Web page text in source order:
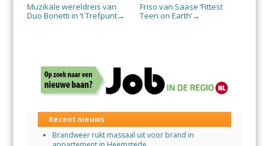
Muzikale wereldreis van
Duo Bonetti in ’t Trefpunt→
Friso van Saase ‘Fittest
Teen on Earth’→
Recent nieuws
Brandweer rukt massaal uit voor brand in